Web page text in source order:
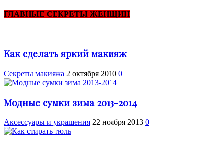
ГЛАВНЫЕ СЕКРЕТЫ ЖЕНЩИН
Как сделать яркий макияж
Секреты макияжа 2 октября 2010 0
Модные сумки зима 2013-2014
Аксессуары и украшения 22 ноября 2013 0